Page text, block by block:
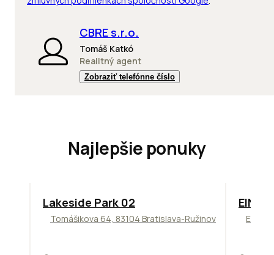
CBRE s.r.o.
Tomáš Katkó
Realitný agent
Zobraziť telefónne číslo
Najlepšie ponuky
ODPORÚČAME
Lakeside Park 02
Tomášikova 64, 83104 Bratislava-Ružinov
TOP